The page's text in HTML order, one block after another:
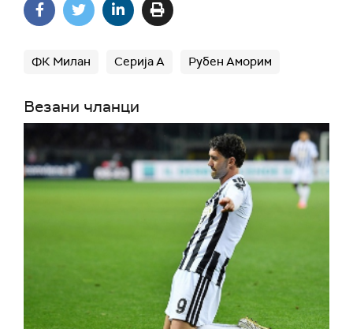
ФК Милан Серија А Рубен Аморим
Везани чланци